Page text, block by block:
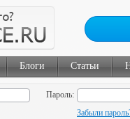
Блоги Статьи
Пароль:
Забыли